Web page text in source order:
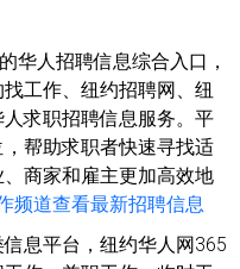
华人招聘信息综合入口，
工作、纽约招聘网、纽
求职招聘信息服务。平
帮助求职者快速寻找适
商家和雇主更加高效地
频道查看最新招聘信息
息平台，纽约华人网365